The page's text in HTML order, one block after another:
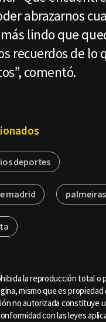
abrazarnos
lindo que
recuerdos de lo
comentó.
deportes
madrid palmeiras
la reproducción total o
mismo que es propiedad
no autorizada constituye
con las leyes